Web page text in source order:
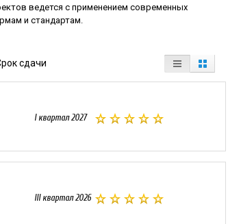
ведется с применением современных
и стандартам.
сдачи
I квартал 2027
III квартал 2026